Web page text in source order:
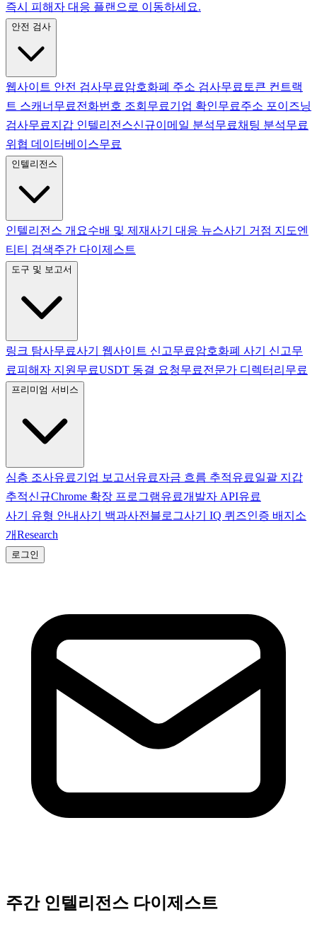
즉시 피해자 대응 플랜으로 이동하세요.
안전 검사
웹사이트 안전 검사무료암호화폐 주소 검사무료 토큰 컨트랙
트 스캐너 무료전화번호 조회 무료기업 확인무료주소 포이즈닝
검사무료지갑 인텔리전스신규이메일 분석무료채팅 분석무료
위협 데이터베이스무료
인텔리전스
인텔리전스 개요수배 및 제재사기 대응 뉴스사기 거점 지도엔
티티 검색주간 다이제스트
도구 및 보고서
링크 탐사무료사기 웹사이트 신고무료암호화폐 사기 신고무
료피해자 지원 무료USDT 동결 요청무료전문가 디렉터리 무료
프리미엄 서비스
심층 조사유료기업 보고서 유료자금 흐름 추적유료일괄 지갑
추적신규Chrome 확장 프로그램유료개발자 API유료
사기 유형 안내사기 백과사전 블로그사기 IQ 퀴즈인증 배지 소
개Research
로그인
주간 인텔리전스 다이제스트